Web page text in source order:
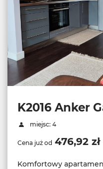
K2016 Anker
miejsc: 4
Cena już od 476,92 zł
Komfortowy